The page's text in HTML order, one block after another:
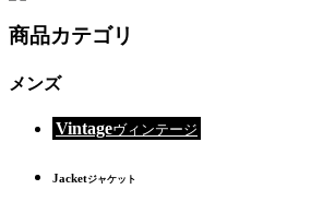
商品カテゴリ
メンズ
Vintageヴィンテージ
Jacketジャケット